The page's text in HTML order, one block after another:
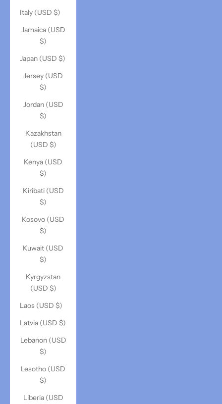
Italy (USD $)
Jamaica (USD
$)
Japan (USD $)
Jersey (USD
$)
Jordan (USD
$)
Kazakhstan
(USD $)
Kenya (USD
$)
Kiribati (USD
$)
Kosovo (USD
$)
Kuwait (USD
$)
Kyrgyzstan
(USD $)
Laos (USD $)
Latvia (USD $)
Lebanon (USD
$)
Lesotho (USD
$)
Liberia (USD